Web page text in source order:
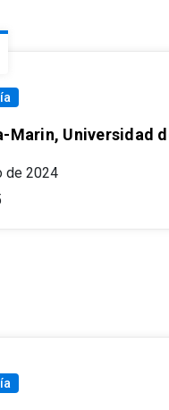
Marin, Universidad
de 2024